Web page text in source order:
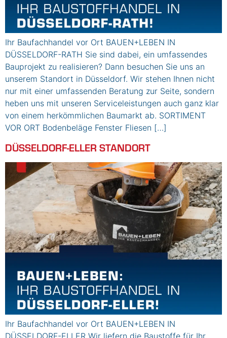
Ihr Baufachhandel vor Ort BAUEN+LEBEN IN
DÜSSELDORF-RATH Sie sind dabei, ein umfassendes
Bauprojekt zu realisieren? Dann besuchen Sie uns an
unserem Standort in Düsseldorf. Wir stehen Ihnen nicht
nur mit einer umfassenden Beratung zur Seite, sondern
heben uns mit unseren Serviceleistungen auch ganz klar
von einem herkömmlichen Baumarkt ab. SORTIMENT
VOR ORT Bodenbeläge Fenster Fliesen […]
DÜSSELDORF-ELLER STANDORT
Ihr Baufachhandel vor Ort BAUEN+LEBEN IN
DÜSSELDORF-ELLER Wir liefern die Baustoffe für Ihr